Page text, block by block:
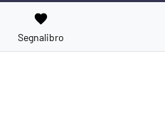
favorite
Segnalibro